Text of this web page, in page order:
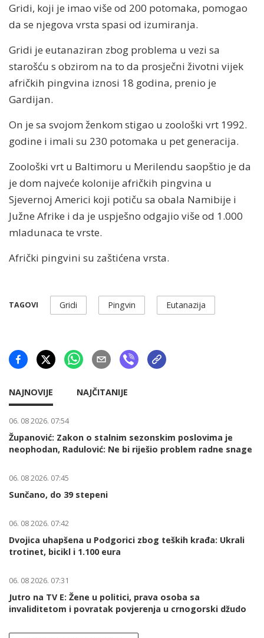
Gridi, koji je imao više od 200 potomaka, pomogao
da se njegova vrsta spasi od izumiranja.
Gridi je eutanaziran zbog problema u vezi sa
starošću s obzirom na to da prosječni životni vijek
afričkih pingvina iznosi 18 godina, prenio je
Gardijan.
On je sa svojom ženkom stigao u zoološki vrt 1992.
godine i imali su 230 potomaka u pet generacija.
Zoološki vrt u Baltimoru u Merilendu saopštio je da
je dom najveće kolonije afričkih pingvina u
Sjevernoj Americi koji potiču sa obala Namibije i
Južne Afrike i da je uspješno odgajio više od 1.000
mladunaca te vrste.
Afrički pingvini su zaštićena vrsta.
TAGOVI Gridi Pingvin Eutanazija
NAJNOVIJE NAJČITANIJE
06. 08 2026. 07:54
Županović: Zakon o stalnim sezonskim poslovima je
neophodan, Radulović: Ne bi riješio problem radne snage
06. 08 2026. 07:45
Sunčano, do 39 stepeni
06. 08 2026. 07:42
Dvojica uhapšena u Podgorici zbog teških krađa: Ukrali
trotinet, bicikl i 1.100 eura
06. 08 2026. 07:31
Jutro na TV E: Žene u politici, prava osoba sa
invaliditetom i povratak povjerenja u crnogorski džudo